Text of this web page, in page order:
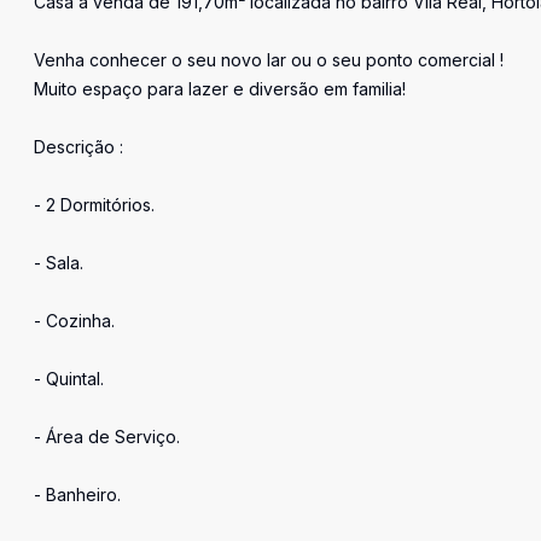
Venha conhecer o seu novo lar ou o seu ponto comercial !
Muito espaço para lazer e diversão em familia!
Descrição :
- 2 Dormitórios.
- Sala.
- Cozinha.
- Quintal.
- Área de Serviço.
- Banheiro.